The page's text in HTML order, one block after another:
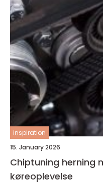
inspiration
15. January 2026
Chiptuning herning mere kraft og bedre
køreoplevelse